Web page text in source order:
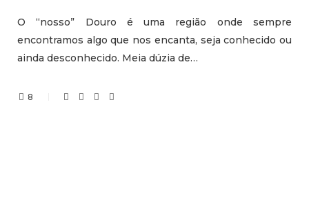
O “nosso” Douro é uma região onde sempre
encontramos algo que nos encanta, seja conhecido ou
ainda desconhecido. Meia dúzia de…
8